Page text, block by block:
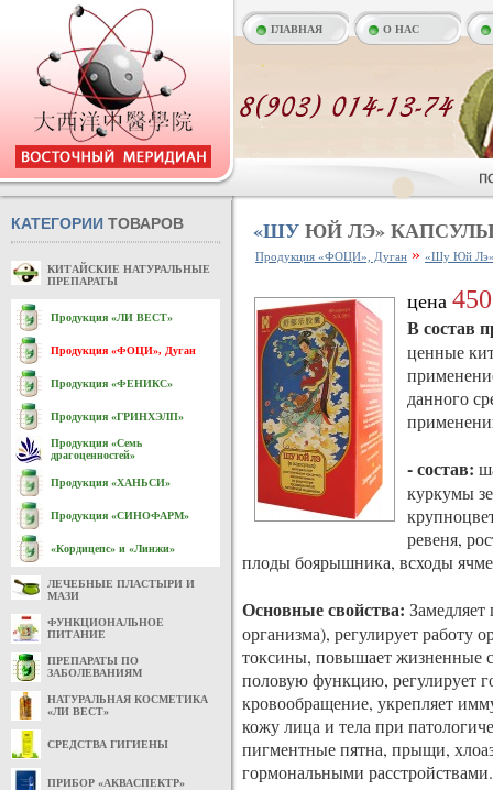
ГЛАВНАЯ О НАС
КАТЕГОРИИ ТОВАРОВ
КИТАЙСКИЕ НАТУРАЛЬНЫЕ
ПРЕПАРАТЫ
Продукция «ЛИ ВЕСТ»
Продукция «ФОЦИ», Дуган
Продукция «ФЕНИКС»
Продукция «ГРИНХЭЛП»
Продукция «Семь
драгоценностей»
Продукция «ХАНЬСИ»
Продукция «СИНОФАРМ»
«Кордицепс» и «Линжи»
ЛЕЧЕБНЫЕ ПЛАСТЫРИ И
МАЗИ
ФУНКЦИОНАЛЬНОЕ
ПИТАНИЕ
ПРЕПАРАТЫ ПО
ЗАБОЛЕВАНИЯМ
НАТУРАЛЬНАЯ КОСМЕТИКА
«ЛИ ВЕСТ»
СРЕДСТВА ГИГИЕНЫ
ПРИБОР «АКВАСПЕКТР»
«ШУЮЙ ЛЭ»
Продукция «ФОЦИ», Дуган » «Шу Юй Лэ»
цена
В состав
ценные
данного
- состав:
куркумы
ревеня,
плоды боярышника, всходы
Основные свойства:
организма), регулирует работу
токсины, повышает жизненные
половую функцию, регулирует
кровообращение, укрепляет
кожу лица и тела при
пигментные пятна, прыщи,
гормональными расстройствами.